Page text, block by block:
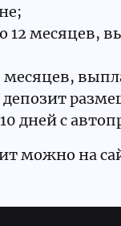
12 месяцев,
месяцев,
депозит
дней с
можно на